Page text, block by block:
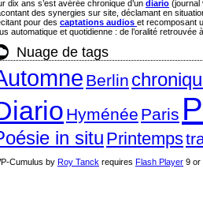
dix ans s’est avérée chronique d’un diario (journal
des synergies sur site, déclamant en
pour des captations audios et recomposant
automatique et quotidienne : de l’oralité retrouvée
Nuage de tags
Berlin
Hyménée Paris
in situ Printemps
Cumulus by Roy Tanck requires Flash Player 9 or